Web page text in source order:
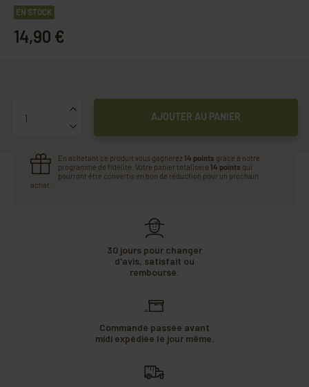
EN STOCK
14,90 €
AJOUTER AU PANIER
En achetant ce produit vous gagnerez 14 points grâce à notre
programme de fidélité. Votre panier totalisera 14 points qui
pourront être convertis en bon de réduction pour un prochain
achat.
30 jours pour changer
d'avis, satisfait ou
remboursé.
Commande passée avant
midi expédiée le jour même.